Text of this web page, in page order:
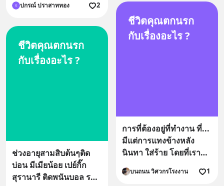
รับงานไปทำตรงนั่นตรงนี้
f_cking cadet เค้าว่า
อะไรก็ฟังน่ะ พูดคำด่าคำ
มายา ตีน่าเศร้านี่..มันทุกข์
น่ะ ไม่สนุกเอาเสียเลย .แต่
ก็ก็ต้องทำ ทำให้เค้าสบาย
อกสบายใจ ชอบใจ เวลา
ป ปกรณ์ ปราสาททอง 2
ชีวิตคุณตกนรก
กับเรื่องอะไร ?
การที่ต้องอยู่ที่ทำงาน ที่...
มีแต่การแทงข้างหลัง
นินทา ใส่ร้าย โดยที่เรา
นรับของเสียจากคนทุก
บนถนน วิศวกรโรงงาน 1
ชีวิตคุณตกนรก
กับเรื่องอะไร ?
ช่วงอายุสามสิบต้นๆติด
บ่อน มีเมียน้อย เปย์กิ๊ก
สุรานารี ติดพนันบอล รถ